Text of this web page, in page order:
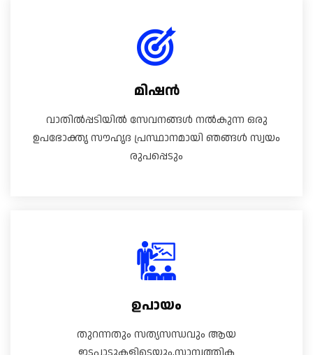
മിഷൻ
വാതിൽപ്പടിയിൽ സേവനങ്ങൾ നൽകുന്ന ഒരു
ഉപഭോക്തൃ സൗഹൃദ പ്രസ്ഥാനമായി ഞങ്ങൾ സ്വയം
രുപപ്പെടും
ഉപായം
തുറന്നതും സത്യസന്ധവും ആയ